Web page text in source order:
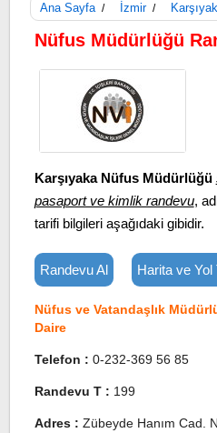
Ana Sayfa / İzmir /
Nüfus Müdürlüğü
Karşıyaka Nüfus Müdürlüğü
pasaport ve kimlik randevu,
tarifi bilgileri aşağıdaki gibidir.
Randevu Al Harita ve Yol
Nüfus ve Vatandaşlık
Daire
Telefon : 0-232-369 56 85
Randevu T : 199
Adres : Zübeyde Hanım Cad.